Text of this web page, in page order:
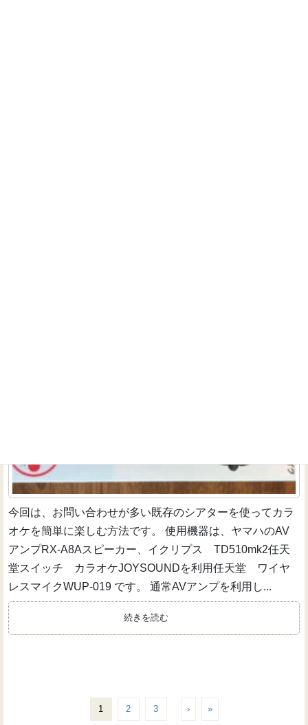
今回は、お問い合わせが多い既存のシアターを使ってカラ
オケを簡単に楽しむ方法です。 使用機器は、ヤマハのAV
アンプRX-A8Aスピーカー、イクリプス TD510mk2任天
堂スイッチ カラオケJOYSOUNDを利用任天堂 ワイヤ
レスマイクWUP-019 です。 通常AVアンプを利用し...
続きを読む
1 2 3 › »